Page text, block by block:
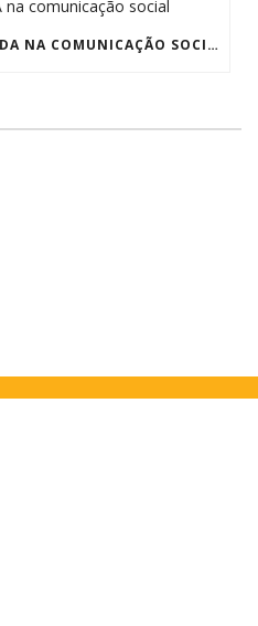
APRESENTAÇÃO DO PASSDA NA COMUNICAÇÃO SOCIAL